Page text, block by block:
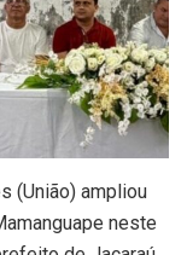
(União) ampliou
neste